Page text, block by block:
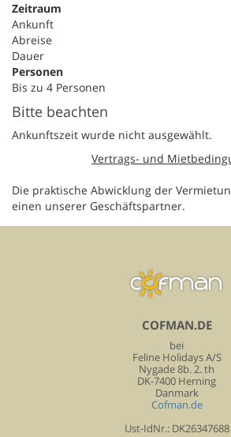
Zeitraum
Ankunft
Abreise
Dauer
Personen
Bis zu 4 Personen
Bitte beachten
Ankunftszeit wurde nicht ausgewählt.
Vertrags- und
Die praktische Abwicklung der
einen unserer Geschäftspartner.
COFMAN.DE
bei
Feline Holidays A/S
Nygade 8b. 2. th
DK-7400 Herning
Danmark
Cofman.de
Ust-IdNr.: DK26347688